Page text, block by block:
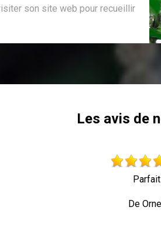
son site web pour recueillir
Les avis de
De